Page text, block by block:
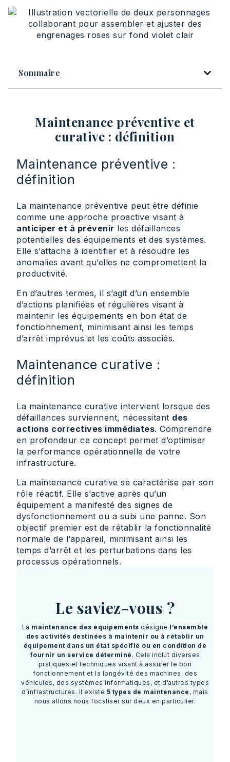
Sommaire
Maintenance préventive et
curative : définition
Maintenance préventive :
définition
La maintenance préventive peut être définie
comme une approche proactive visant à
anticiper et à prévenir les défaillances
potentielles des équipements et des systèmes.
Elle s’attache à identifier et à résoudre les
anomalies avant qu’elles ne compromettent la
productivité.
En d’autres termes, il s’agit d’un ensemble
d’actions planifiées et régulières visant à
maintenir les équipements en bon état de
fonctionnement, minimisant ainsi les temps
d’arrêt imprévus et les coûts associés.
Maintenance curative :
définition
La maintenance curative intervient lorsque des
défaillances surviennent, nécessitant des
actions correctives immédiates. Comprendre
en profondeur ce concept permet d’optimiser
la performance opérationnelle de votre
infrastructure.
La maintenance curative se caractérise par son
rôle réactif. Elle s’active après qu’un
équipement a manifesté des signes de
dysfonctionnement ou a subi une panne. Son
objectif premier est de rétablir la fonctionnalité
normale de l’appareil, minimisant ainsi les
temps d’arrêt et les perturbations dans les
processus opérationnels.
Le saviez-vous ?
La maintenance des équipements désigne l’ensemble
des activités destinées à maintenir ou à rétablir un
équipement dans un état spécifié ou en condition de
fournir un service déterminé . Cela inclut diverses
pratiques et techniques visant à assurer le bon
fonctionnement et la longévité des machines, des
véhicules, des systèmes informatiques, et d’autres types
d’infrastructures. Il existe 5 types de maintenance , mais
nous allons nous focaliser sur deux en particulier.